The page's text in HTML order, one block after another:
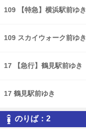
109 【特急】横浜駅前ゆき
109 スカイウォーク前ゆき
17 【急行】鶴見駅前ゆき
17 鶴見駅前ゆき
のりば：2